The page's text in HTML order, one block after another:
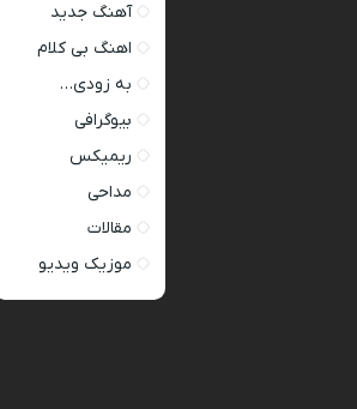
آهنگ جدید
اهنگ بی کلام
به زودی…
بیوگرافی
ریمیکس
مداحی
مقالات
موزیک ویدیو